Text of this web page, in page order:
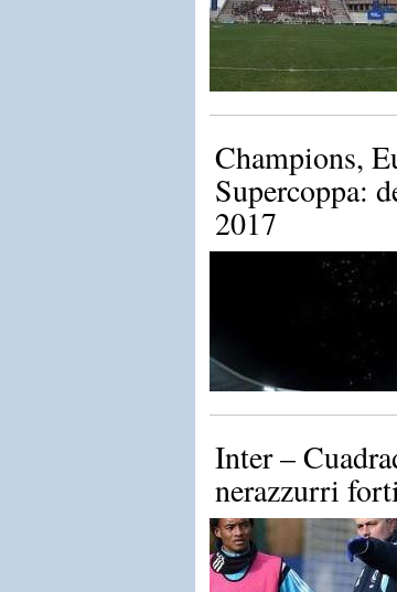
Champions,
Supercoppa:
2017
Inter –
nerazzurri